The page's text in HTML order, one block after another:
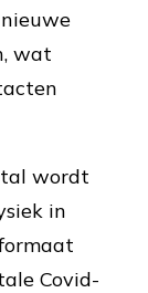
wat
wordt
in
Covid-